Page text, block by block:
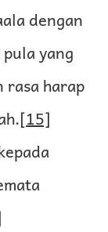
dengan
yang
rasa harap
[15]